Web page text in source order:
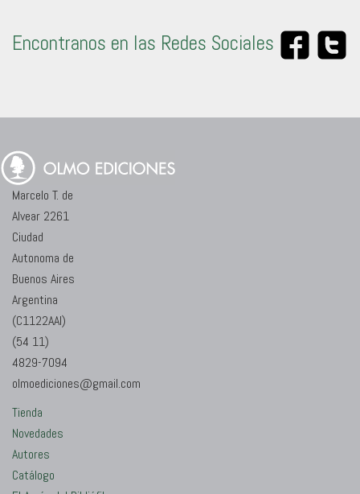
Encontranos en las Redes Sociales
Marcelo T. de
Alvear 2261
Ciudad
Autonoma de
Buenos Aires
Argentina
(C1122AAI)
(54 11)
4829-7094
olmoediciones@gmail.com
Tienda
Novedades
Autores
Catálogo